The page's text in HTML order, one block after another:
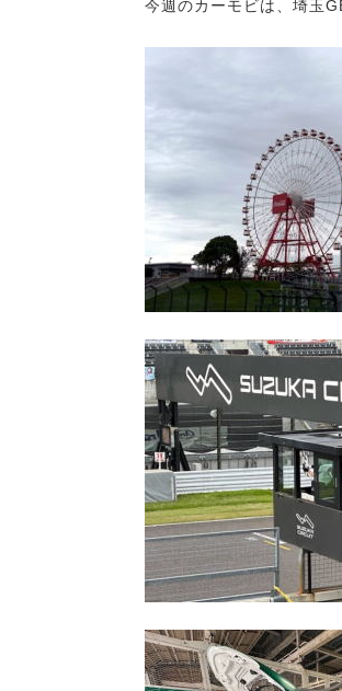
今週のカーモビは、埼玉